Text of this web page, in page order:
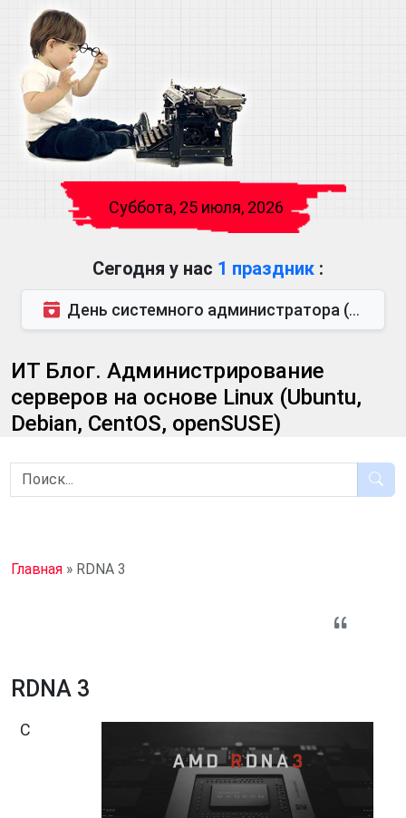
Суббота, 25 июля, 2026
Сегодня у нас 1 праздник :
День системного администратора (также известен как День сисадмина) — праздник, который отмечается...
ИТ Блог. Администрирование
серверов на основе Linux (Ubuntu,
Debian, CentOS, openSUSE)
Главная » RDNA 3
RDNA 3
С